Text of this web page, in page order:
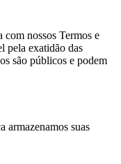
nossos Termos e
pela exatidão das
são públicos e podem
armazenamos suas